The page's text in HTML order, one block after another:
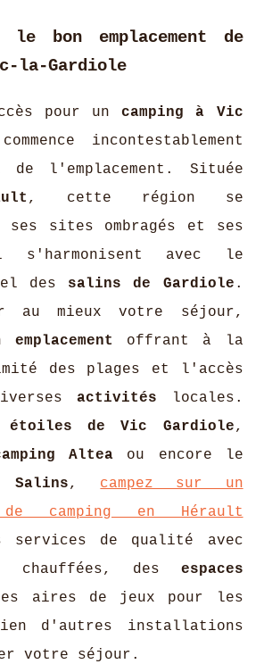
le bon emplacement de
la-Gardiole
pour uncamping à Vic
incontestablement
l'emplacement. Située
, cette région se
ses sites ombragés et ses
s'harmonisent avec le
des salins de Gardiole .
au mieux votre séjour,
emplacement
offrant à la
des plages et l'accès
activités locales.
étoiles de Vic Gardiole,
Altea ou encore le
Salins, campez sur un
de camping en Hérault
services de qualité avec
chauffées, des espaces
aires de jeux pour les
d'autres installations
votre séjour.